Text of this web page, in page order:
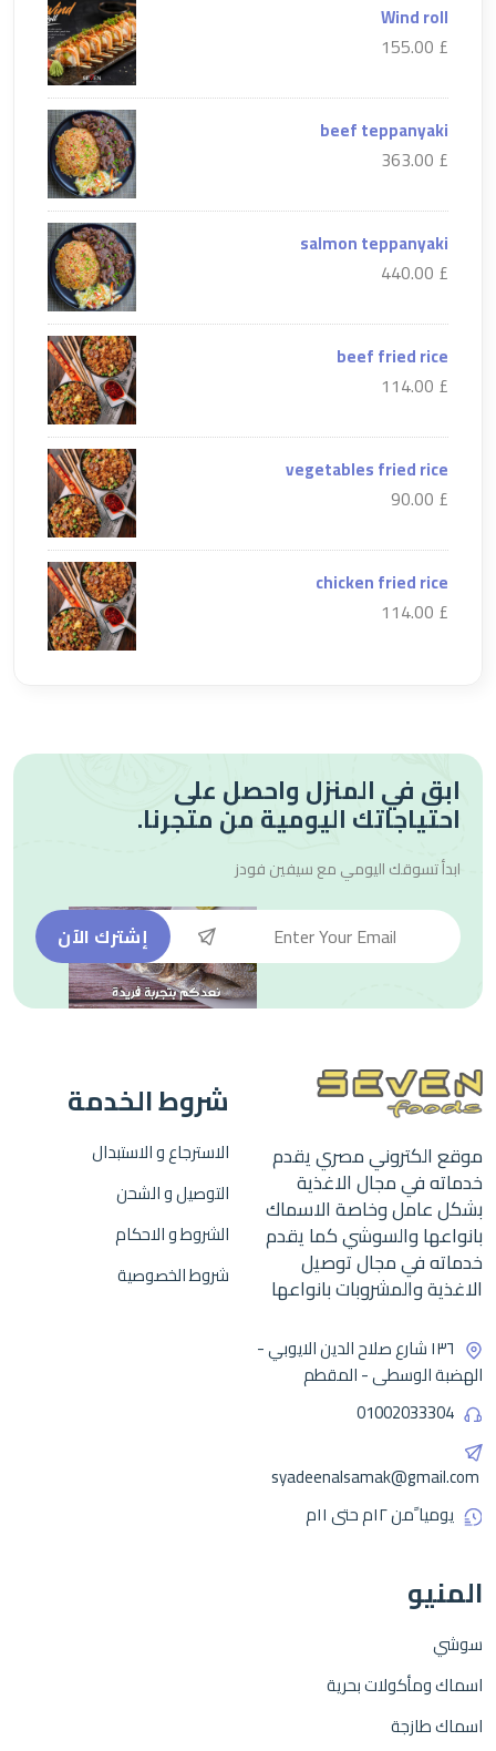
Wind roll
£ 155.00
beef teppanyaki
£ 363.00
salmon teppanyaki
£ 440.00
beef fried rice
£ 114.00
vegetables fried rice
£ 90.00
chicken fried rice
£ 114.00
ابق في المنزل واحصل على
احتياجاتك اليومية من متجرنا.
ابدأ تسوقك اليومي معسيفين فودز
إشترك الآن
موقع الكتروني مصري يقدم
خدماته في مجال الاغذية
بشكل عامل وخاصة الاسماك
بانواعها والسوشي كما يقدم
خدماته في مجال توصيل
الاغذية والمشروبات بانواعها
١٣٦ شارع صلاح الدين الايوبي -
الهضبة الوسطى - المقطم
01002033304
syadeenalsamak@gmail.com
يوميا ًمن ١٢م حتى ١١م
شروط الخدمة
الاسترجاع و الاستبدال
التوصيل و الشحن
الشروط و الاحكام
شروط الخصوصية
المنيو
سوشي
اسماك ومأكولات بحرية
اسماك طازجة